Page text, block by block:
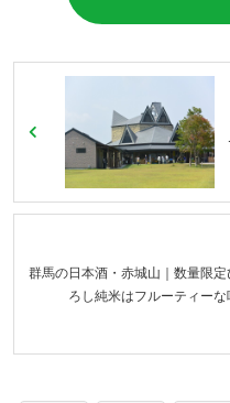
群馬の日本酒・赤城山｜数量限定
ろし純米はフルーティー